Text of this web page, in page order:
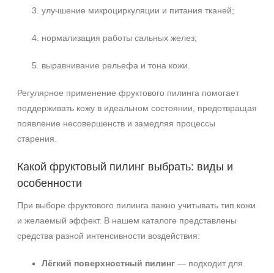
улучшение микроциркуляции и питания тканей;
нормализация работы сальных желез;
выравнивание рельефа и тона кожи.
Регулярное применение фруктового пилинга помогает
поддерживать кожу в идеальном состоянии, предотвращая
появление несовершенств и замедляя процессы
старения.
Какой фруктовый пилинг выбрать: виды и
особенности
При выборе фруктового пилинга важно учитывать тип кожи
и желаемый эффект. В нашем каталоге представлены
средства разной интенсивности воздействия:
Лёгкий поверхностный пилинг — подходит для